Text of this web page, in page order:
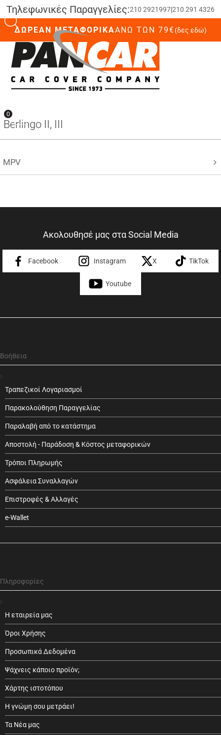
Τηλεφωνικές Παραγγελίες:210 2921997|210 291 4326
ΔΩΡΕΑΝ ΜΕΤΑΦΟΡΙΚΑΆΝΩ ΤΩΝ 79€(δες εδώ)
0
Berlingo II, III
MPV
Ακολουθησέ μας στα Social Media
Facebook Instagram X TikTok
Youtube
Βοήθεια
Τραπεζικοί Λογαριασμοί
Παρακολούθηση Παραγγελίας
Παραλαβή από το κατάστημα
Αποστολή - Παράδοση & Κόστος μεταφορικών
Τρόποι Πληρωμής
Ασφάλεια Συναλλαγών
Επιστροφές & Αλλαγές
e-Wallet
Πληροφορίες
Η εταιρεία μας
Όροι Χρήσης
Προσωπικά Δεδομένα
Ψάχνεις κάποιο προϊόν;
Χάρτης ιστοτόπου
Η γνώμη σου μετράει!
Τα Νέα μας